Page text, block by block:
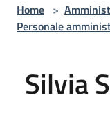
Home >
Personale
Silvia